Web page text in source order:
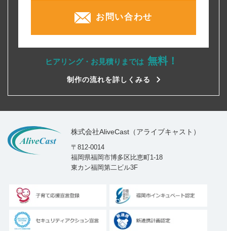
お問い合わせ
ヒアリング・お見積りまでは 無料！
制作の流れを詳しくみる
株式会社AliveCast（アライブキャスト）
〒812-0014
福岡県福岡市博多区比恵町1-18
東カン福岡第二ビル3F